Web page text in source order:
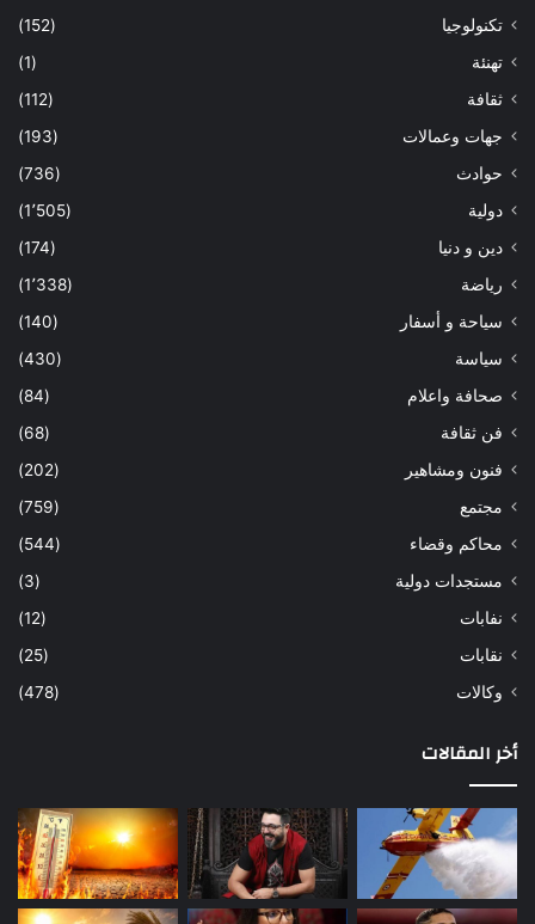
تكنولوجيا
(152)
تهنئة
(1)
ثقافة
(112)
جهات وعمالات
(193)
حوادث
(736)
دولية
(1٬505)
دين و دنيا
(174)
رياضة
(1٬338)
سياحة و أسفار
(140)
سياسة
(430)
صحافة واعلام
(84)
فن ثقافة
(68)
فنون ومشاهير
(202)
مجتمع
(759)
محاكم وقضاء
(544)
مستجدات دولية
(3)
نفابات
(12)
نقابات
(25)
وكالات
(478)
أخر المقالات